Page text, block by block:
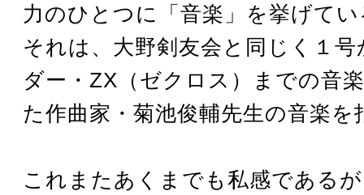
力のひとつに「音楽」を挙げて
それは、大野剣友会と同じく１
ダー・ZX（ゼクロス）までの音
た作曲家・菊池俊輔先生の音楽を
これまたあくまでも私感である